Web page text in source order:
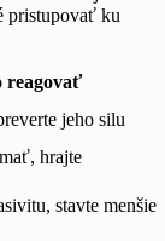
pristupovať ku
reagovať
jeho silu
hrajte
stavte menšie